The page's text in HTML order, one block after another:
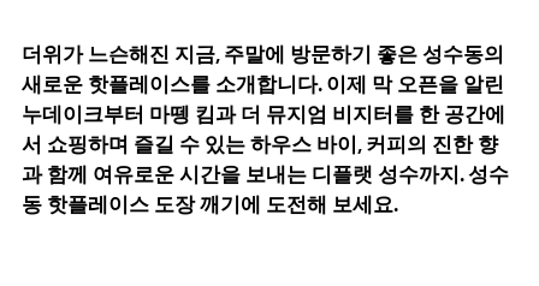
더위가 느슨해진 지금, 주말에 방문하기 좋은 성수동의
새로운 핫플레이스를 소개합니다. 이제 막 오픈을 알린
누데이크부터 마뗑 킴과 더 뮤지엄 비지터를 한 공간에
서 쇼핑하며 즐길 수 있는 하우스 바이, 커피의 진한 향
과 함께 여유로운 시간을 보내는 디플랫 성수까지. 성수
동 핫플레이스 도장 깨기에 도전해 보세요.